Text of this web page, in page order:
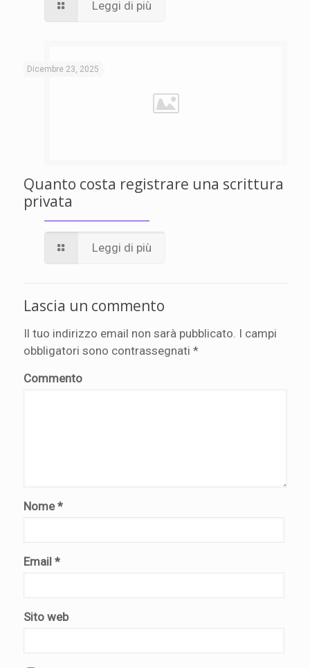
Leggi di più
Dicembre 23, 2025
Quanto costa registrare una scrittura
privata
Leggi di più
Lascia un commento
Il tuo indirizzo email non sarà pubblicato. I campi
obbligatori sono contrassegnati *
Commento
Nome*
Email *
Sito web